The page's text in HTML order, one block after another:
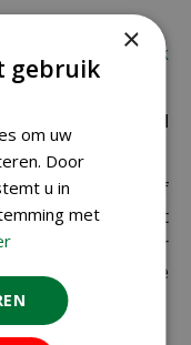
Nederland,
bekijk
of verkeerd
PostNL-punt of
wij genoodzaakt
Controleer
voordat je je
×
gebruik
om uw
Door
u in
met